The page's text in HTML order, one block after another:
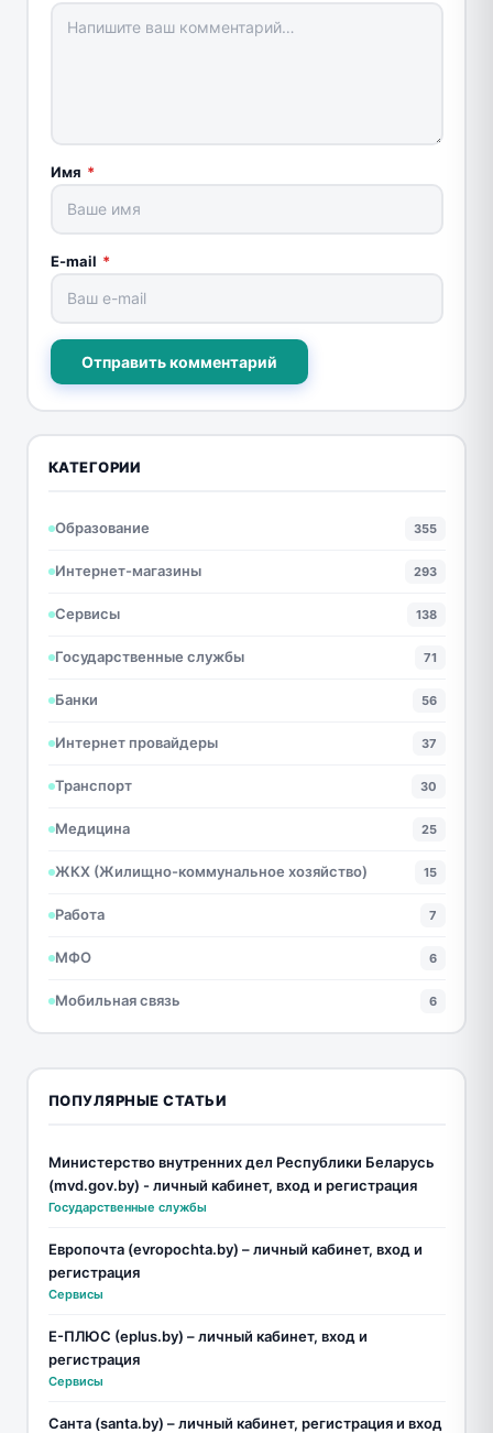
Имя *
E-mail *
Отправить комментарий
КАТЕГОРИИ
Образование 355
Интернет-магазины 293
Сервисы 138
Государственные службы 71
Банки 56
Интернет провайдеры 37
Транспорт 30
Медицина 25
ЖКХ (Жилищно-коммунальное хозяйство) 15
Работа 7
МФО 6
Мобильная связь 6
ПОПУЛЯРНЫЕ СТАТЬИ
Министерство внутренних дел Республики Беларусь
(mvd.gov.by) - личный кабинет, вход и регистрация
Государственные службы
Европочта (evropochta.by) – личный кабинет, вход и
регистрация
Сервисы
Е-ПЛЮС (eplus.by) – личный кабинет, вход и
регистрация
Сервисы
Санта (santa.by) – личный кабинет, регистрация и вход